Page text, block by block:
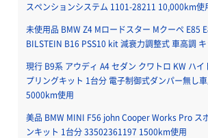
スペンションシステム 1101-28211 10,000km使
未使用品 BMW Z4 Mロードスター Mクーペ E85
BILSTEIN B16 PSS10 kit 減衰力調整式 車高調
現行 B9系 アウディ A4 セダン クワトロ KW ハイ
プリングキット 1台分 電子制御式ダンパー無し
5000km使用
美品 BMW MINI F56 john Cooper Works Pro ス
ンキット 1台分 33502361197 1500km使用